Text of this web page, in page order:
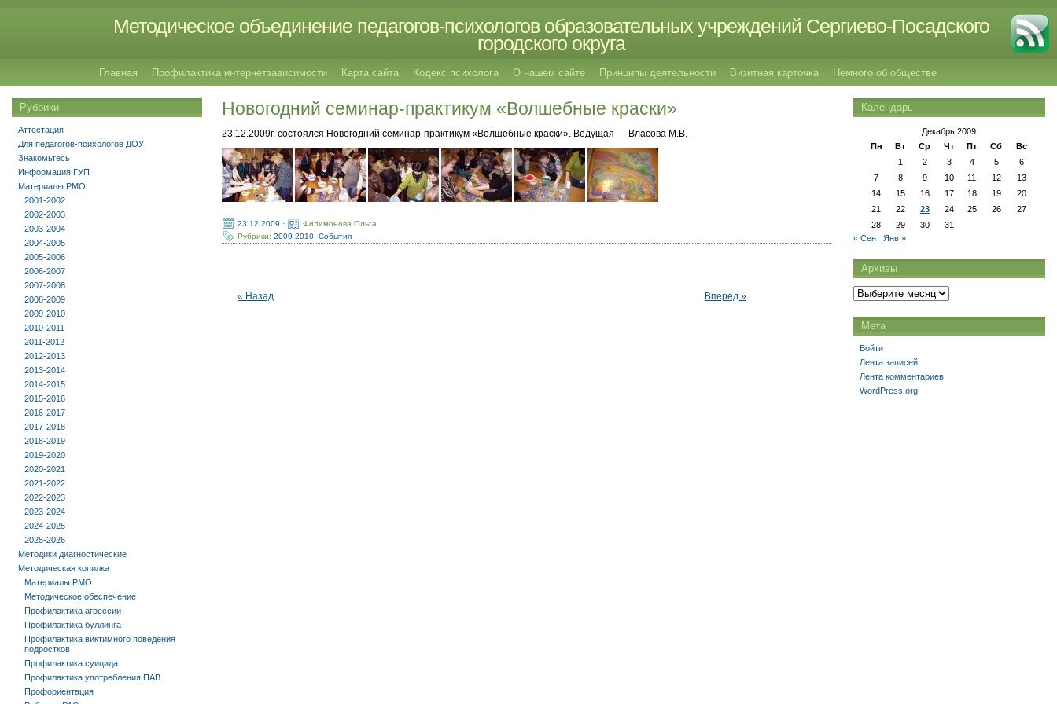
Методическое объединение педагогов-психологов образовательных учреждений Сергиево-Посадского
городского округа
Главная Профилактика интернетзависимости Карта сайта Кодекс психолога О нашем сайте Принципы деятельности Визитная карточка Немного об обществе
Новогодний семинар-практикум «Волшебные краски»
23.12.2009г. состоялся Новогодний семинар-практикум «Волшебные краски». Ведущая — Власова М.В.
23.12.2009 ·
Филимонова Ольга
Рубрики:2009-2010 ,События
« Назад Вперед »
Календарь
Декабрь 2009
Пн
Вт Ср Чт Пт Сб
Вс
1
2 3 4 5
6
7
8 9 10 11 12
13
14
15 16 17 18 19
20
21
22 23 24 25 26
27
28
29 30
31
« Сен
Янв »
Архивы
Архивы
Мета
Войти
Лента записей
Лента комментариев
WordPress.org
Рубрики
Аттестация
Для педагогов-психологов ДОУ
Знакомьтесь
Информация ГУП
Материалы РМО
2001-2002
2002-2003
2003-2004
2004-2005
2005-2006
2006-2007
2007-2008
2008-2009
2009-2010
2010-2011
2011-2012
2012-2013
2013-2014
2014-2015
2015-2016
2016-2017
2017-2018
2018-2019
2019-2020
2020-2021
2021-2022
2022-2023
2023-2024
2024-2025
2025-2026
Методики диагностические
Методическая копилка
Материалы РМО
Методическое обеспечение
Профилактика агрессии
Профилактика буллинга
Профилактика виктимного поведения
подростков
Профилактика суицида
Профилактика употребления ПАВ
Профориентация